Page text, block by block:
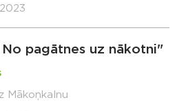
pagātnes uz nākotni"
Mākoņkalnu